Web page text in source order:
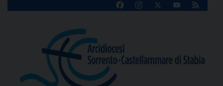
FacebookInstagram
X
YouTube
Feed